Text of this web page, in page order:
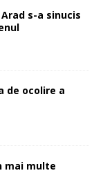
s-a sinucis
de ocolire a
mai multe